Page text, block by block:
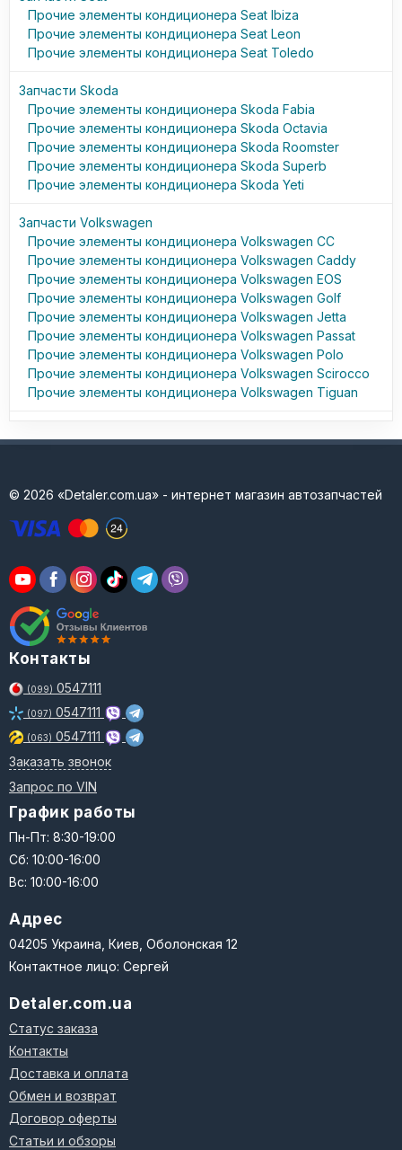
Прочие элементы кондиционера Seat Ibiza
Прочие элементы кондиционера Seat Leon
Прочие элементы кондиционера Seat Toledo
Запчасти Skoda
Прочие элементы кондиционера Skoda Fabia
Прочие элементы кондиционера Skoda Octavia
Прочие элементы кондиционера Skoda Roomster
Прочие элементы кондиционера Skoda Superb
Прочие элементы кондиционера Skoda Yeti
Запчасти Volkswagen
Прочие элементы кондиционера Volkswagen CC
Прочие элементы кондиционера Volkswagen Caddy
Прочие элементы кондиционера Volkswagen EOS
Прочие элементы кондиционера Volkswagen Golf
Прочие элементы кондиционера Volkswagen Jetta
Прочие элементы кондиционера Volkswagen Passat
Прочие элементы кондиционера Volkswagen Polo
Прочие элементы кондиционера Volkswagen Scirocco
Прочие элементы кондиционера Volkswagen Tiguan
© 2026 «Detaler.com.ua» - интернет магазин автозапчастей
Контакты
(099) 0547111
(097) 0547111
(063) 0547111
Заказать звонок
Запрос по VIN
График работы
Пн-Пт: 8:30-19:00
Сб: 10:00-16:00
Вс: 10:00-16:00
Адрес
04205 Украина, Киев, Оболонская 12
Контактное лицо: Сергей
Detaler.com.ua
Статус заказа
Контакты
Доставка и оплата
Обмен и возврат
Договор оферты
Статьи и обзоры